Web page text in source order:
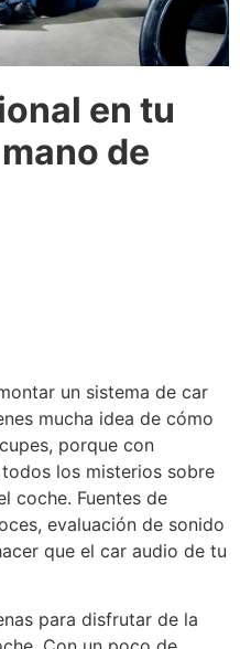
en tu
de
un sistema de car
mucha idea de cómo
porque con
los misterios sobre
coche. Fuentes de
evaluación de sonido
que el car audio de tu
para disfrutar de la